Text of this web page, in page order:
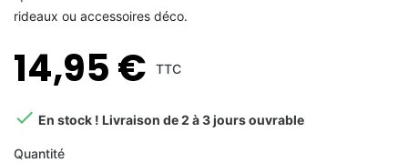
rideaux ou accessoires déco.
14,95 € TTC
 En stock ! Livraison de 2 à 3 jours ouvrable
Quantité